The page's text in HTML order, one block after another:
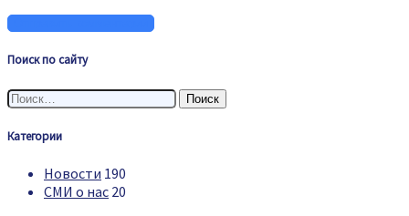
Поиск по сайту
Найти:
Категории
Новости 190
СМИ о нас 20